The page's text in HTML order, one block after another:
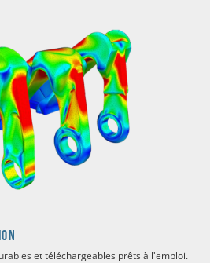
et téléchargeables prêts à l'emploi.